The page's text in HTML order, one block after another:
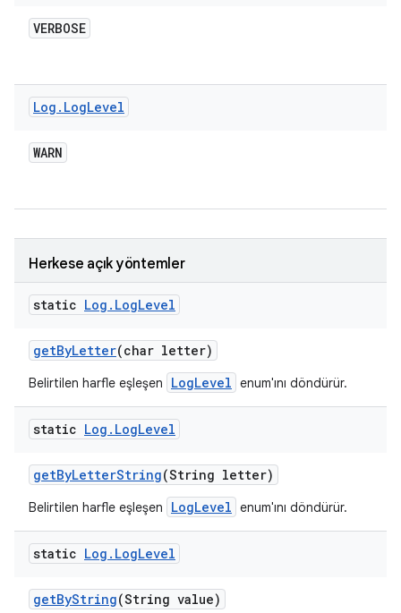
VERBOSE
Log . LogLevel
WARN
Herkese açık yöntemler
static Log . LogLevel
getByLetter(char letter)
Belirtilen harfle eşleşen LogLevel enum'ını döndürür.
static Log . LogLevel
getByLetterString(String letter)
Belirtilen harfle eşleşen LogLevel enum'ını döndürür.
static Log . LogLevel
getByString(String value)